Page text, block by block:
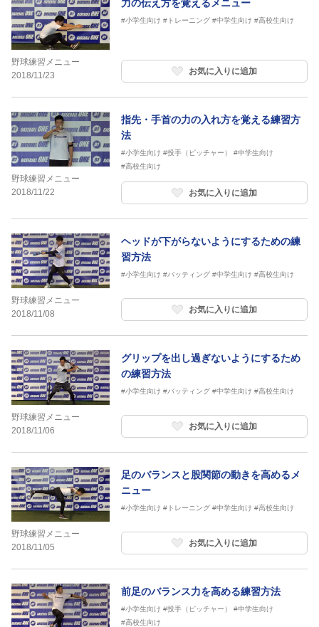
野球練習メニュー
2018/11/23
力の伝え方を覚えるメニュー
#小学生向け #トレーニング #中学生向け #高校生向け
お気に入りに追加
野球練習メニュー
2018/11/22
指先・手首の力の入れ方を覚える練習方
法
#小学生向け #投手（ピッチャー）
#中学生向け
#高校生向け
お気に入りに追加
野球練習メニュー
2018/11/08
ヘッドが下がらないようにするための練
習方法
#小学生向け #バッティング #中学生向け #高校生向け
お気に入りに追加
野球練習メニュー
2018/11/06
グリップを出し過ぎないようにするため
の練習方法
#小学生向け #バッティング #中学生向け #高校生向け
お気に入りに追加
野球練習メニュー
2018/11/05
足のバランスと股関節の動きを高めるメ
ニュー
#小学生向け #トレーニング #中学生向け #高校生向け
お気に入りに追加
前足のバランス力を高める練習方法
#小学生向け #投手（ピッチャー）
#中学生向け
#高校生向け